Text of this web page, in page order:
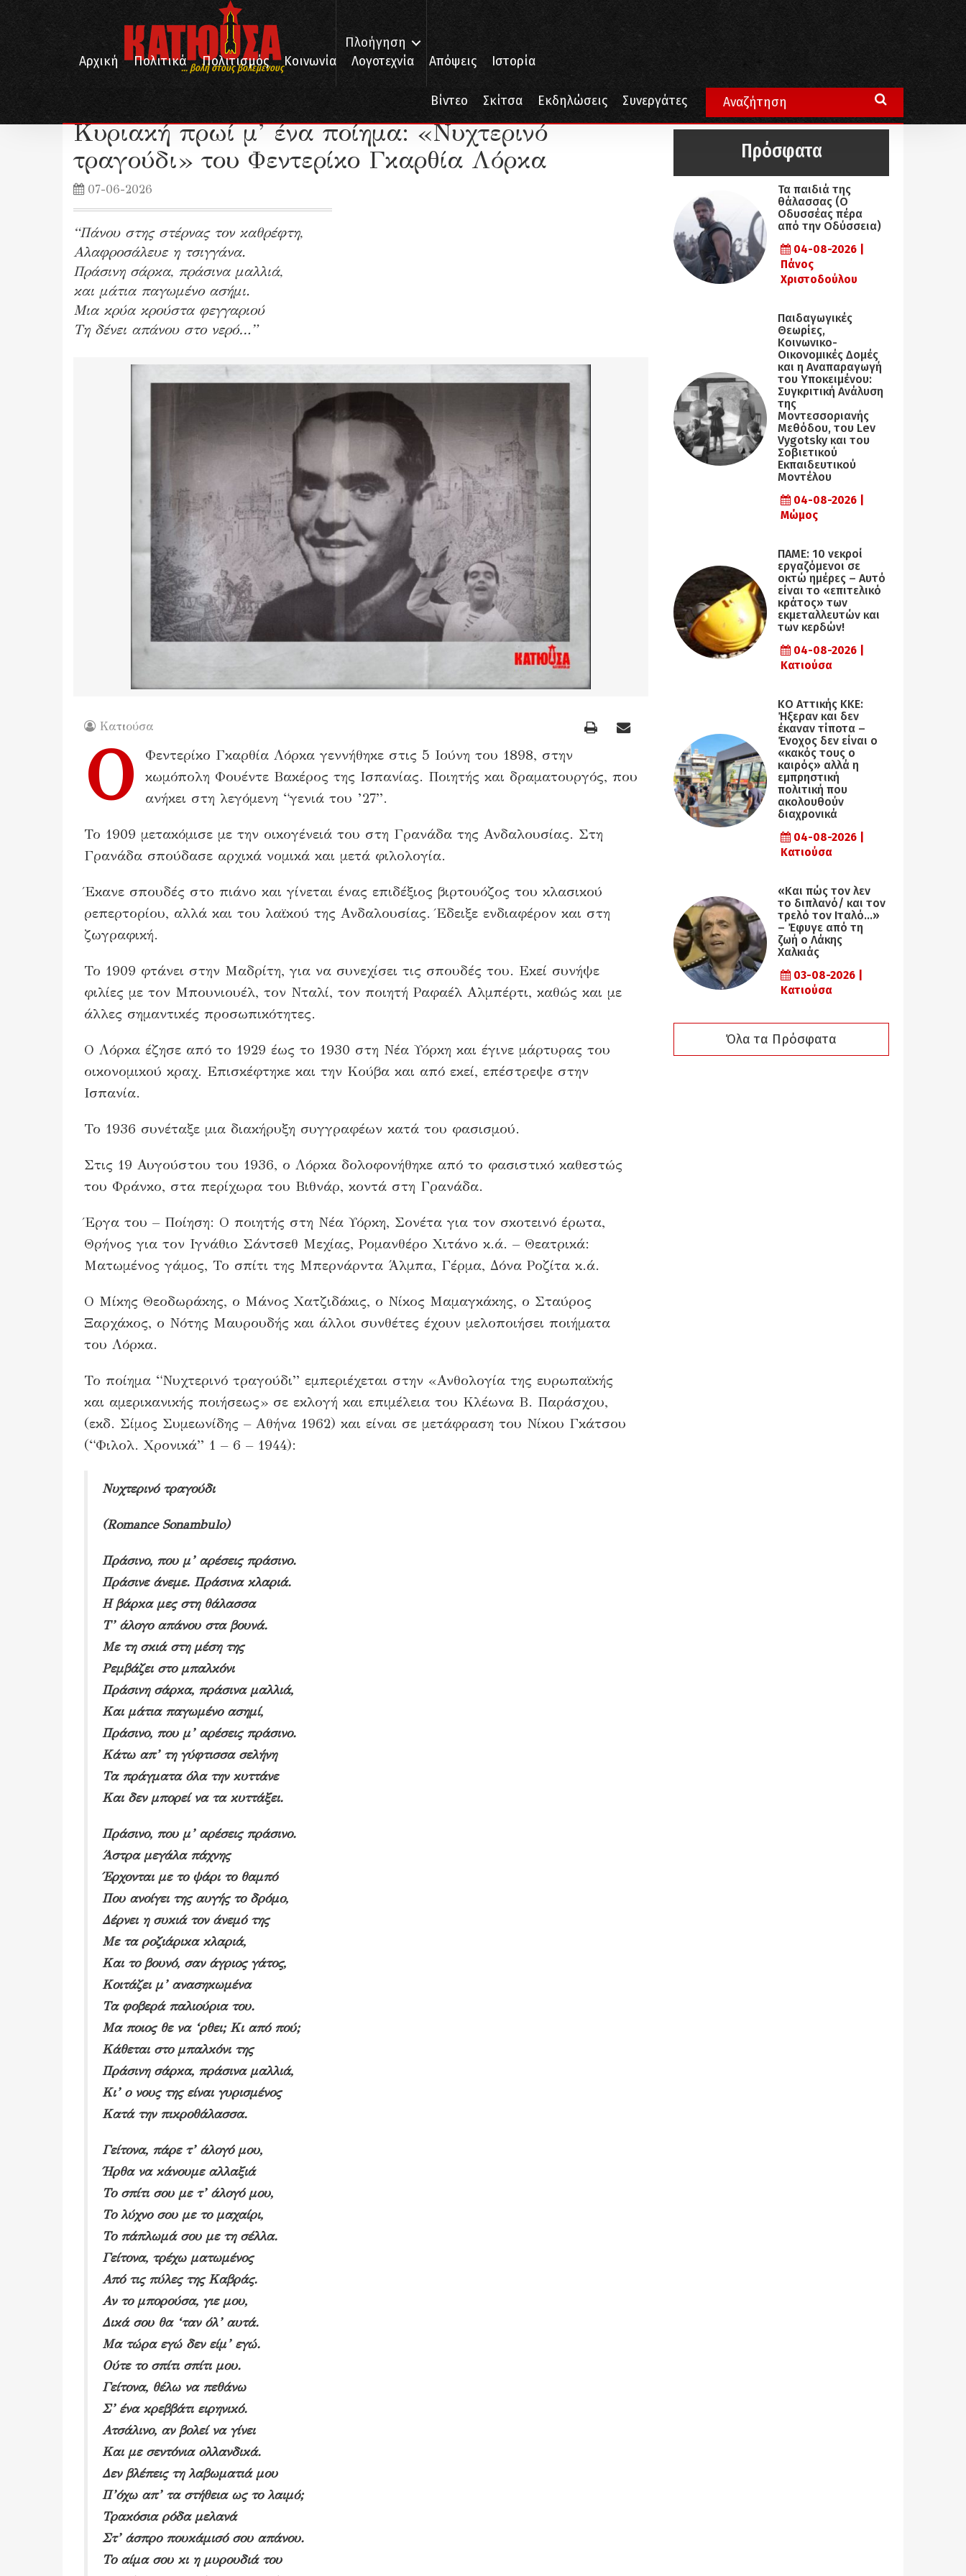
... βολή στους βολεμένους
Πλοήγηση
Αρχική
Πολιτικά Πολιτισμός Κοινωνία Λογοτεχνία Απόψεις Ιστορία
Βίντεο Σκίτσα Εκδηλώσεις Συνεργάτες
Λογοτεχνία Κυριακή πρωί μ’ ένα ποίημα: «Νυχτερινό τραγούδι» του Φεντερίκο Γκαρθία Λόρκα
Κυριακή πρωί μ’ ένα ποίημα: «Νυχτερινό
τραγούδι» του Φεντερίκο Γκαρθία Λόρκα
07-06-2026
“Πάνου στης στέρνας τον καθρέφτη,
Αλαφροσάλευε η τσιγγάνα.
Πράσινη σάρκα, πράσινα μαλλιά,
και μάτια παγωμένο ασήμι.
Μια κρύα κρούστα φεγγαριού
Τη δένει απάνου στο νερό…”
Κατιούσα
Ο
Φεντερίκο Γκαρθία Λόρκα γεννήθηκε στις 5 Ιούνη του 1898, στην
κωμόπολη Φουέντε Βακέρος της Ισπανίας. Ποιητής και δραματουργός, που
ανήκει στη λεγόμενη “γενιά του ’27”.
Το 1909 μετακόμισε με την οικογένειά του στη Γρανάδα της Ανδαλουσίας. Στη
Γρανάδα σπούδασε αρχικά νομικά και μετά φιλολογία.
Έκανε σπουδές στο πιάνο και γίνεται ένας επιδέξιος βιρτουόζος του κλασικού
ρεπερτορίου, αλλά και του λαϊκού της Ανδαλουσίας. Έδειξε ενδιαφέρον και στη
ζωγραφική.
Το 1909 φτάνει στην Μαδρίτη, για να συνεχίσει τις σπουδές του. Εκεί συνήψε
φιλίες με τον Μπουνιουέλ, τον Νταλί, τον ποιητή Ραφαέλ Αλμπέρτι, καθώς και με
άλλες σημαντικές προσωπικότητες.
Ο Λόρκα έζησε από το 1929 έως το 1930 στη Νέα Υόρκη και έγινε μάρτυρας του
οικονομικού κραχ. Επισκέφτηκε και την Κούβα και από εκεί, επέστρεψε στην
Ισπανία.
Το 1936 συνέταξε μια διακήρυξη συγγραφέων κατά του φασισμού.
Στις 19 Αυγούστου του 1936, ο Λόρκα δολοφονήθηκε από το φασιστικό καθεστώς
του Φράνκο, στα περίχωρα του Βιθνάρ, κοντά στη Γρανάδα.
Έργα του – Ποίηση: Ο ποιητής στη Νέα Υόρκη, Σονέτα για τον σκοτεινό έρωτα,
Θρήνος για τον Ιγνάθιο Σάντσεθ Μεχίας, Ρομανθέρο Χιτάνο κ.ά. – Θεατρικά:
Ματωμένος γάμος, Το σπίτι της Μπερνάρντα Άλμπα, Γέρμα, Δόνα Ροζίτα κ.ά.
Ο Μίκης Θεοδωράκης, ο Μάνος Χατζιδάκις, ο Νίκος Μαμαγκάκης, ο Σταύρος
Ξαρχάκος, ο Νότης Μαυρουδής και άλλοι συνθέτες έχουν μελοποιήσει ποιήματα
του Λόρκα.
Το ποίημα “Νυχτερινό τραγούδι” εμπεριέχεται στην «Ανθολογία της ευρωπαϊκής
και αμερικανικής ποιήσεως» σε εκλογή και επιμέλεια του Κλέωνα Β. Παράσχου,
(εκδ. Σίμος Συμεωνίδης – Αθήνα 1962) και είναι σε μετάφραση του Νίκου Γκάτσου
(“Φιλολ. Χρονικά” 1 – 6 – 1944):
Νυχτερινό τραγούδι
(Romance Sonambulo)
Πράσινο, που μ’ αρέσεις πράσινο.
Πράσινε άνεμε. Πράσινα κλαριά.
Η βάρκα μες στη θάλασσα
Τ’ άλογο απάνου στα βουνά.
Με τη σκιά στη μέση της
Ρεμβάζει στο μπαλκόνι
Πράσινη σάρκα, πράσινα μαλλιά,
Και μάτια παγωμένο ασημί,
Πράσινο, που μ’ αρέσεις πράσινο.
Κάτω απ’ τη γύφτισσα σελήνη
Τα πράγματα όλα την κυττάνε
Και δεν μπορεί να τα κυττάξει.
Πράσινο, που μ’ αρέσεις πράσινο.
Άστρα μεγάλα πάχνης
Έρχονται με το ψάρι το θαμπό
Που ανοίγει της αυγής το δρόμο,
Δέρνει η συκιά τον άνεμό της
Με τα ροζιάρικα κλαριά,
Και το βουνό, σαν άγριος γάτος,
Κοιτάζει μ’ ανασηκωμένα
Τα φοβερά παλιούρια του.
Μα ποιος θε να ‘ρθει; Κι από πού;
Κάθεται στο μπαλκόνι της
Πράσινη σάρκα, πράσινα μαλλιά,
Κι’ ο νους της είναι γυρισμένος
Κατά την πικροθάλασσα.
Γείτονα, πάρε τ’ άλογό μου,
Ήρθα να κάνουμε αλλαξιά
Το σπίτι σου με τ’ άλογό μου,
Το λύχνο σου με το μαχαίρι,
Το πάπλωμά σου με τη σέλλα.
Γείτονα, τρέχω ματωμένος
Από τις πύλες της Καβράς.
Αν το μπορούσα, γιε μου,
Δικά σου θα ‘ταν όλ’ αυτά.
Μα τώρα εγώ δεν είμ’ εγώ.
Ούτε το σπίτι σπίτι μου.
Γείτονα, θέλω να πεθάνω
Σ’ ένα κρεββάτι ειρηνικό.
Ατσάλινο, αν βολεί να γίνει
Και με σεντόνια ολλανδικά.
Δεν βλέπεις τη λαβωματιά μου
Π’όχω απ’ τα στήθεια ως το λαιμό;
Τρακόσια ρόδα μελανά
Στ’ άσπρο πουκάμισό σου απάνου.
Το αίμα σου κι η μυρουδιά του
Πρόσφατα
Τα παιδιά της
θάλασσας (Ο
Οδυσσέας πέρα
από την Οδύσσεια)
04-08-2026 |
Πάνος
Χριστοδούλου
Παιδαγωγικές
Θεωρίες,
Κοινωνικο-
Οικονομικές Δομές
και η Αναπαραγωγή
του Υποκειμένου:
Συγκριτική Ανάλυση
της
Μοντεσσοριανής
Μεθόδου, του Lev
Vygotsky και του
Σοβιετικού
Εκπαιδευτικού
Μοντέλου
04-08-2026 |
Μώμος
ΠΑΜΕ: 10 νεκροί
εργαζόμενοι σε
οκτώ ημέρες – Αυτό
είναι το «επιτελικό
κράτος» των
εκμεταλλευτών και
των κερδών!
04-08-2026 |
Κατιούσα
KO Αττικής ΚΚΕ:
Ήξεραν και δεν
έκαναν τίποτα –
Ένοχος δεν είναι ο
«κακός τους ο
καιρός» αλλά η
εµπρηστική
πολιτική που
ακολουθούν
διαχρονικά
04-08-2026 |
Κατιούσα
«Και πώς τον λεν
το διπλανό/ και τον
τρελό τον Ιταλό…»
– Έφυγε από τη
ζωή ο Λάκης
Χαλκιάς
03-08-2026 |
Κατιούσα
Όλα τα Πρόσφατα